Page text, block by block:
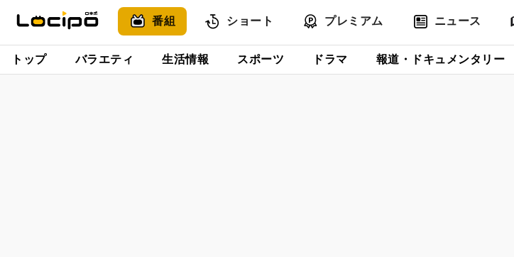
番組 ショート プレミアム ニュース
トップ バラエティ 生活情報 スポーツ ドラマ 報道・ドキュメンタリー